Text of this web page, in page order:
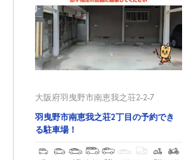
大阪府羽曳野市南恵我之荘2-2-7
羽曳野市南恵我之荘2丁目の予約でき
る駐車場！
で 自宅の空き